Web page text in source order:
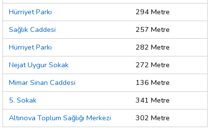
Hürriyet Parkı
294 Metre
Sağlık Caddesi
257 Metre
Hürriyet Parkı
282 Metre
Nejat Uygur Sokak
272 Metre
Mimar Sinan Caddesi
136 Metre
5. Sokak
341 Metre
Altınova Toplum Sağlığı Merkezi
302 Metre